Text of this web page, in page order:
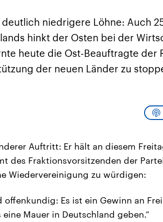
palästinensischen
Terrororganisation
Hamas im Oktober 2023
Region wieder die
möchte die Hamas
zerstören. Diese wird wie
Islamischen
Republik Iran – ist
Religionsführer
regierter Staat im
Osten. Eine
zu Israel und zu den
niedrigere Löhne: Auch
hinkt der Osten bei der
heute die Ost-Beauftragte der
der neuen Länder zu
Auftritt: Er hält an diesem
des Fraktionsvorsitzenden der
Wiedervereinigung zu würdigen:
offenkundig: Es ist ein Gewinn an
Mauer in Deutschland geben.“